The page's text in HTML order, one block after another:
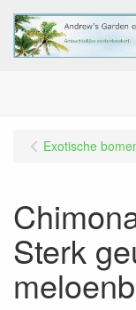
Exotische
Sterk